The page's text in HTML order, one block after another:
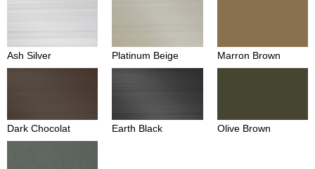
Ash Silver Platinum Beige Marron Brown
Dark Chocolat Earth Black Olive Brown